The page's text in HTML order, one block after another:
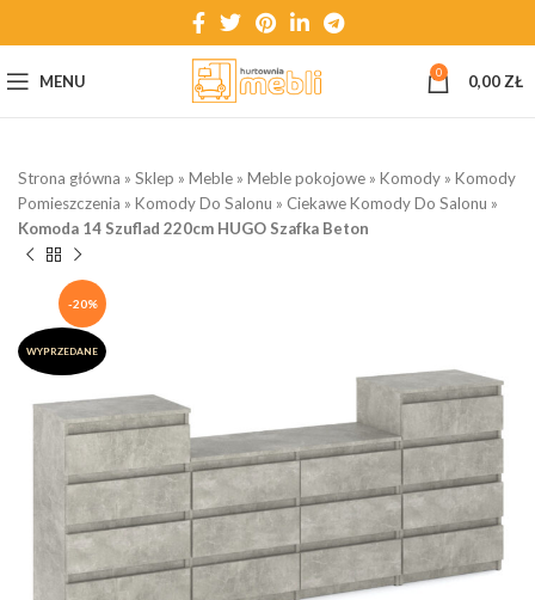
MENU 0 0,00 ZŁ
Strona główna » Sklep » Meble » Meble pokojowe » Komody » Komody
Pomieszczenia » Komody Do Salonu » Ciekawe Komody Do Salonu »
Komoda 14 Szuflad 220cm HUGO Szafka Beton
-20%
WYPRZEDANE